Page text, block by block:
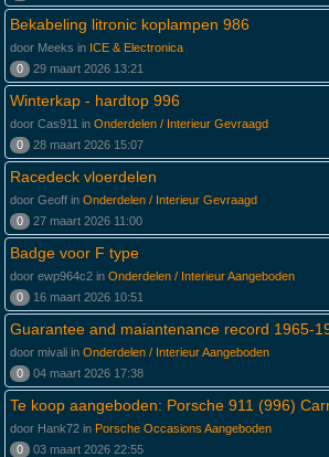
Bekabeling litronic koplampen 986
door Meeks in ICE & Electronica
0
29 maart 2026 13:21
Winterkap - hardtop 996
door Cas911 in Onderdelen / Interieur Gevraagd
0
28 maart 2026 15:07
Racedeck vloerdelen
door Geoff in Onderdelen / Interieur Gevraagd
0
27 maart 2026 11:00
Badge voor F type
door ewp964c2 in Onderdelen / Interieur Aangeboden
0
16 maart 2026 10:51
Guarantee and maiantenance record 1965-
door mivali in Onderdelen / Interieur Aangeboden
0
04 maart 2026 17:38
Te koop aangeboden: Porsche 911 (996)
door Hank72 in Porsche Occasions Aangeboden
0
03 maart 2026 22:55